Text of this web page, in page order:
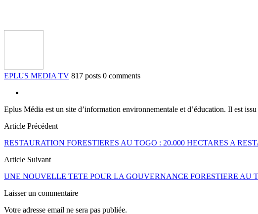
EPLUS MEDIA TV 817 posts 0 comments
Eplus Média est un site d’information environnementale et d’éducation. Il est
Article Précédent
RESTAURATION FORESTIERES AU TOGO : 20.000 HECTARES A
Article Suivant
UNE NOUVELLE TETE POUR LA GOUVERNANCE FORESTIERE AU
Laisser un commentaire
Votre adresse email ne sera pas publiée.